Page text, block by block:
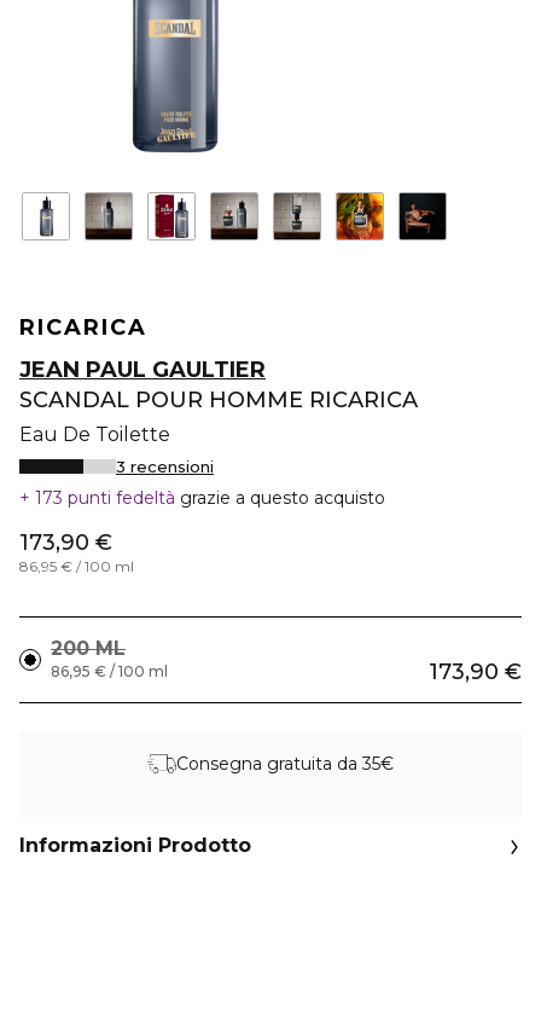
RICARICA
JEAN PAUL GAULTIER
SCANDAL POUR HOMME RICARICA
Eau De Toilette
3 recensioni
173 punti fedeltà grazie a questo acquisto
173,90 €
86,95 € / 100 ml
200 ML
173,90 €
86,95 € / 100 ml
Consegna gratuita da 35€
Informazioni Prodotto